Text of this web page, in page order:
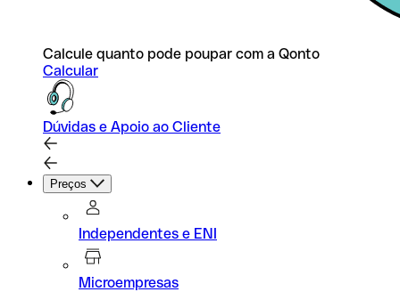
Calcule quanto pode poupar com a Qonto
Calcular
Dúvidas e Apoio ao Cliente
Preços
Independentes e ENI
Microempresas